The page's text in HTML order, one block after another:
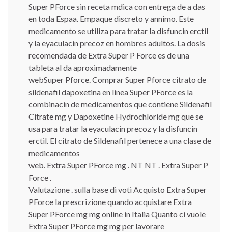
Super PForce sin receta mdica con entrega de a das
en toda Espaa. Empaque discreto y annimo. Este
medicamento se utiliza para tratar la disfuncin erctil
y la eyaculacin precoz en hombres adultos. La dosis
recomendada de Extra Super P Force es de una
tableta al da aproximadamente
webSuper Pforce. Comprar Super Pforce citrato de
sildenafil dapoxetina en linea Super PForce es la
combinacin de medicamentos que contiene Sildenafil
Citrate mg y Dapoxetine Hydrochloride mg que se
usa para tratar la eyaculacin precoz y la disfuncin
erctil. El citrato de Sildenafil pertenece a una clase de
medicamentos
web. Extra Super PForce mg . NT NT . Extra Super P
Force .
Valutazione . sulla base di voti Acquisto Extra Super
PForce la prescrizione quando acquistare Extra
Super PForce mg mg online in Italia Quanto ci vuole
Extra Super PForce mg mg per lavorare